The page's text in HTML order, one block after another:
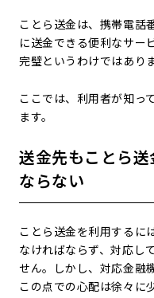
ことら送金は、携帯電話
に送金できる便利なサー
完璧というわけではあり
ここでは、利用者が知っ
ます。
送金先もことら
ならない
ことら送金を利用するに
なければならず、対応し
せん。しかし、対応金融
この点での心配は徐々に